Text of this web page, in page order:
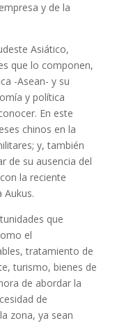
y de la
Asiático,
que lo componen,
-Asean- y su
y política
En este
chinos en la
y, también
de su ausencia del
la reciente
Aukus.
que
el
tratamiento de
turismo, bienes de
de abordar la
de
zona, ya sean